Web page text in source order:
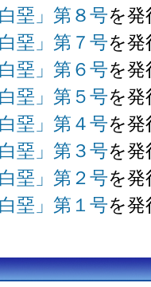
堊」第８号を
堊」第７号を
堊」第６号を
堊」第５号を
堊」第４号を
堊」第３号を
堊」第２号を
堊」第１号を